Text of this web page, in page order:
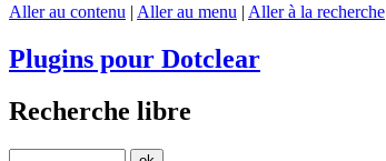
Aller au contenu | Aller au menu | Aller à la recherche
Plugins pour Dotclear
Recherche libre